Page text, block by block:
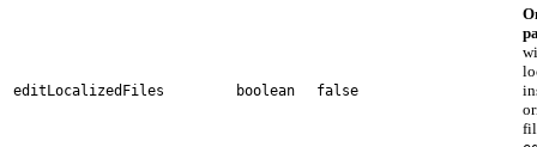
editLocalizedFiles boolean false